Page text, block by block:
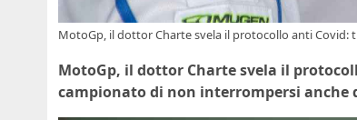
MotoGp, il dottor Charte svela il protocollo anti Covid:
MotoGp, il dottor Charte svela il
campionato di non interrompersi anche